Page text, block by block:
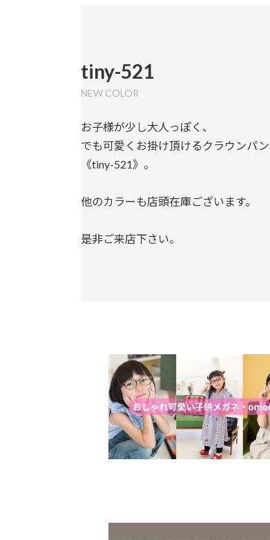
tiny-521
NEW COLOR
お子様が少し大人っぽく、
でも可愛くお掛け頂けるクラウンパ
《tiny-521》。
他のカラーも店頭在庫ございます。
是非ご来店下さい。